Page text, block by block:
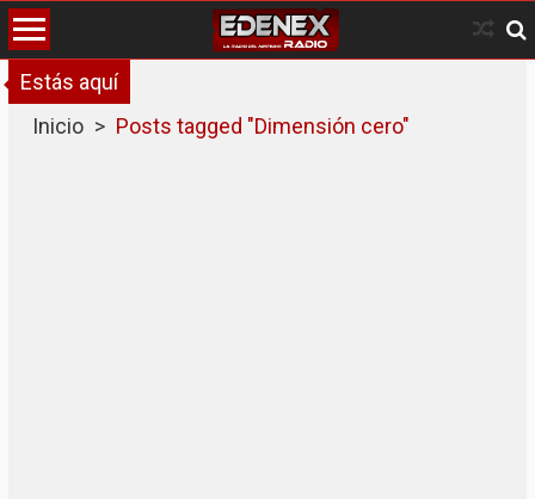
Skip
to
content
Estás aquí
Inicio > Posts tagged "Dimensión cero"